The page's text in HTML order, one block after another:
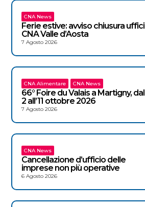
CNA News
Ferie estive: avviso chiusura uffici
CNA Valle d’Aosta
7 Agosto 2026
CNA Alimentare CNA News
66° Foire du Valais a Martigny, dal
2 all’11 ottobre 2026
7 Agosto 2026
CNA News
Cancellazione d’ufficio delle
imprese non più operative
6 Agosto 2026